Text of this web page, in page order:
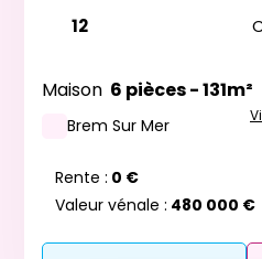
12
Maison 6 pièces - 131m²
Brem Sur Mer
Rente : 0 €
Valeur vénale : 480 000 €